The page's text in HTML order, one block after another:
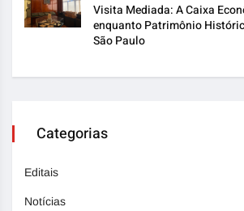
Visita Mediada: A Caixa
enquanto Patrimônio
São Paulo
Categorias
Editais
Notícias